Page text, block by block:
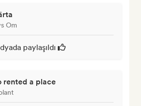
Om
paylaşıldı
rented a place